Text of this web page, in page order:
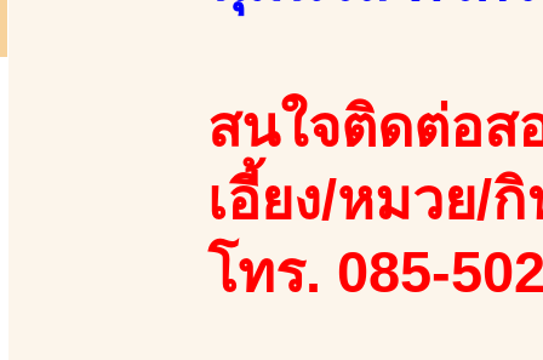
สนใจติดต่อส
เอี้ยง/หมวย/
โทร. 085-